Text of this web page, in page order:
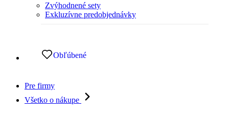
Zvýhodnené sety
Exkluzívne predobjednávky
Obľúbené
Pre firmy
Všetko o nákupe